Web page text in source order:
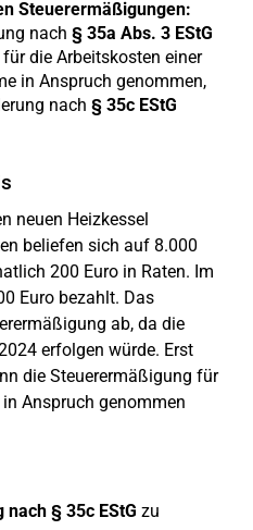
Steuerermäßigungen:
nach § 35a Abs. 3 EStG
die Arbeitskosten einer
in Anspruch genommen,
nach § 35c EStG
neuen Heizkessel
beliefen sich auf 8.000
200 Euro in Raten. Im
Euro bezahlt. Das
ab, da die
erfolgen würde. Erst
die Steuerermäßigung für
Anspruch genommen
§ 35c EStG zu